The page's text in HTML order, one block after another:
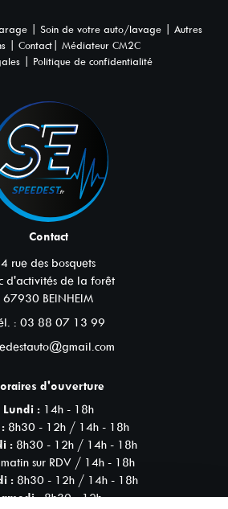
| Soin de votre auto/lavage | Autres
| Contact | Médiateur CM2C
| Politique de confidentialité
Contact
4 rue des bosquets
d'activités de la forêt
67930 BEINHEIM
: 03 88 07 13 99
d'ouverture
Lundi :14h - 18h
8h30 - 12h / 14h - 18h
:8h30 - 12h / 14h - 18h
matin sur RDV / 14h - 18h
: 8h30 - 12h / 14h - 18h
:8h30 - 12h